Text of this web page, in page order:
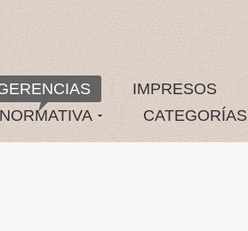
IMPRESOS
NORMATIVA
CATEGORÍAS